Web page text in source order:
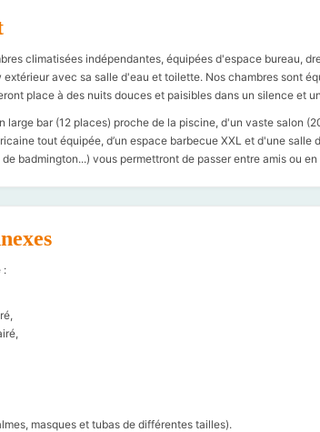
climatisées indépendantes, équipées d'espace bureau,
avec sa salle d'eau et toilette. Nos chambres sont
place à des nuits douces et paisibles dans un silence et
large bar (12 places) proche de la piscine, d'un vaste salon
tout équipée, d’un espace barbecue XXL et d'une
badmington...) vous permettront de passer entre amis ou
:
masques et tubas de différentes tailles).